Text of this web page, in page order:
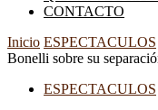
CONTACTO
Inicio ESPECTACULOS
Bonelli sobre su
ESPECTACULOS